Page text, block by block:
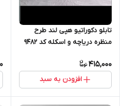
تابلو دکوراتیو هپی لند طرح
منظره دریاچه و اسکله کد 9482
415,000
افزودن به سبد